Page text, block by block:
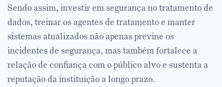
Sendo assim, investir em segurança no tratamento de
dados, treinar os agentes de tratamento e manter
sistemas atualizados não apenas previne os
incidentes de segurança, mas também fortalece a
relação de confiança com o público alvo e sustenta a
reputação da instituição a longo prazo.